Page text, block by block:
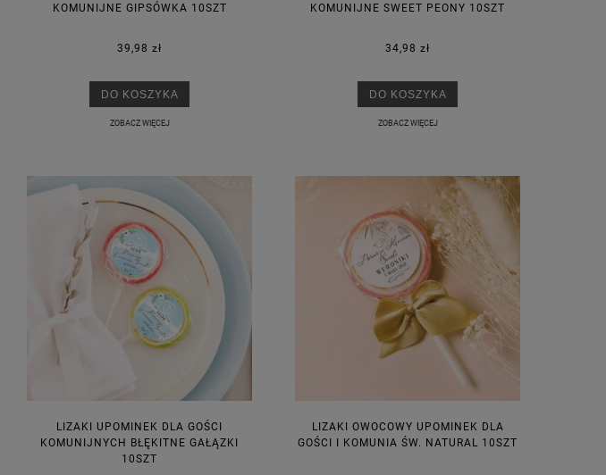
KOMUNIJNE GIPSÓWKA 10SZT
39,98 zł
DO KOSZYKA
ZOBACZ WIĘCEJ
KOMUNIJNE SWEET PEONY 10SZT
34,98 zł
DO KOSZYKA
ZOBACZ WIĘCEJ
LIZAKI UPOMINEK DLA GOŚCI
KOMUNIJNYCH BŁĘKITNE GAŁĄZKI
10SZT
LIZAKI OWOCOWY UPOMINEK DLA
GOŚCI I KOMUNIA ŚW. NATURAL 10SZT